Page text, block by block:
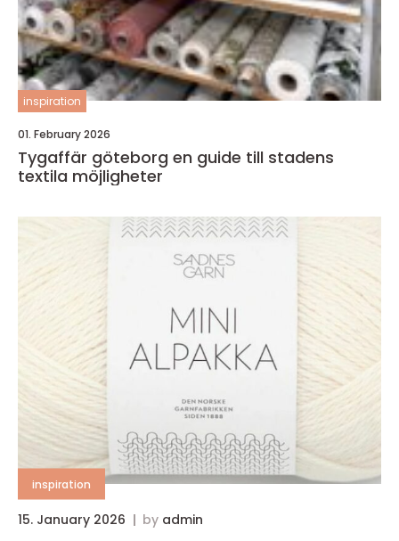
inspiration
01. February 2026
Tygaffär göteborg en guide till stadens
textila möjligheter
inspiration
15. January 2026 by admin